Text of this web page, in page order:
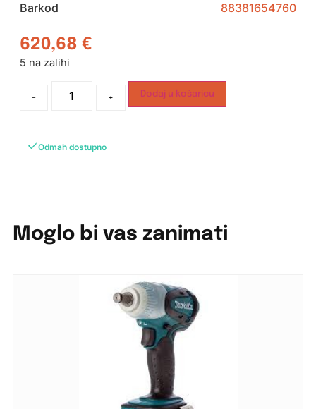
Barkod
88381654760
620,68 €
5 na zalihi
- + Dodaj u košaricu
Odmah dostupno
Moglo bi vas zanimati